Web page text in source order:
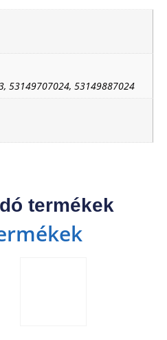
53149707024, 53149887024
termékek